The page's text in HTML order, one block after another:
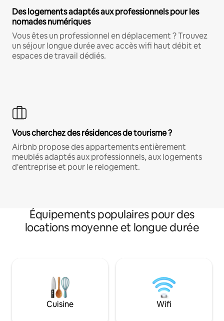
Des logements adaptés aux professionnels pour les
nomades numériques
Vous êtes un professionnel en déplacement ? Trouvez
un séjour longue durée avec accès wifi haut débit et
espaces de travail dédiés.
Vous cherchez des résidences de tourisme ?
Airbnb propose des appartements entièrement
meublés adaptés aux professionnels, aux logements
d'entreprise et pour le relogement.
Équipements populaires pour des
locations moyenne et longue durée
Cuisine Wifi